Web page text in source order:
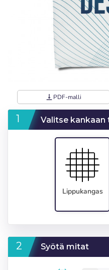
vertical_align_bottom PDF-malli
Valitse kankaan
Lippukangas
Syötä mitat